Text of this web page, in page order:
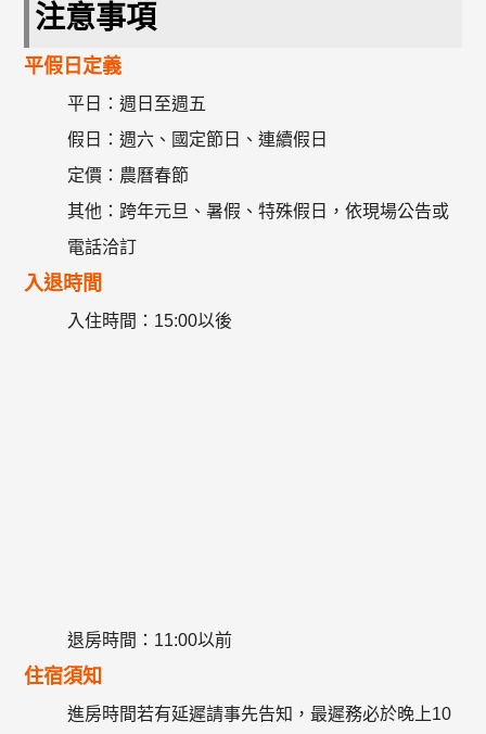
注意事項
平假日定義
平日：週日至週五
假日：週六、國定節日、連續假日
定價：農曆春節
其他：跨年元旦、暑假、特殊假日，依現場公告或
電話洽訂
入退時間
入住時間：15:00以後
退房時間：11:00以前
住宿須知
進房時間若有延遲請事先告知，最遲務必於晚上10